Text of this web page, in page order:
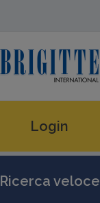
Login
Ricerca veloce